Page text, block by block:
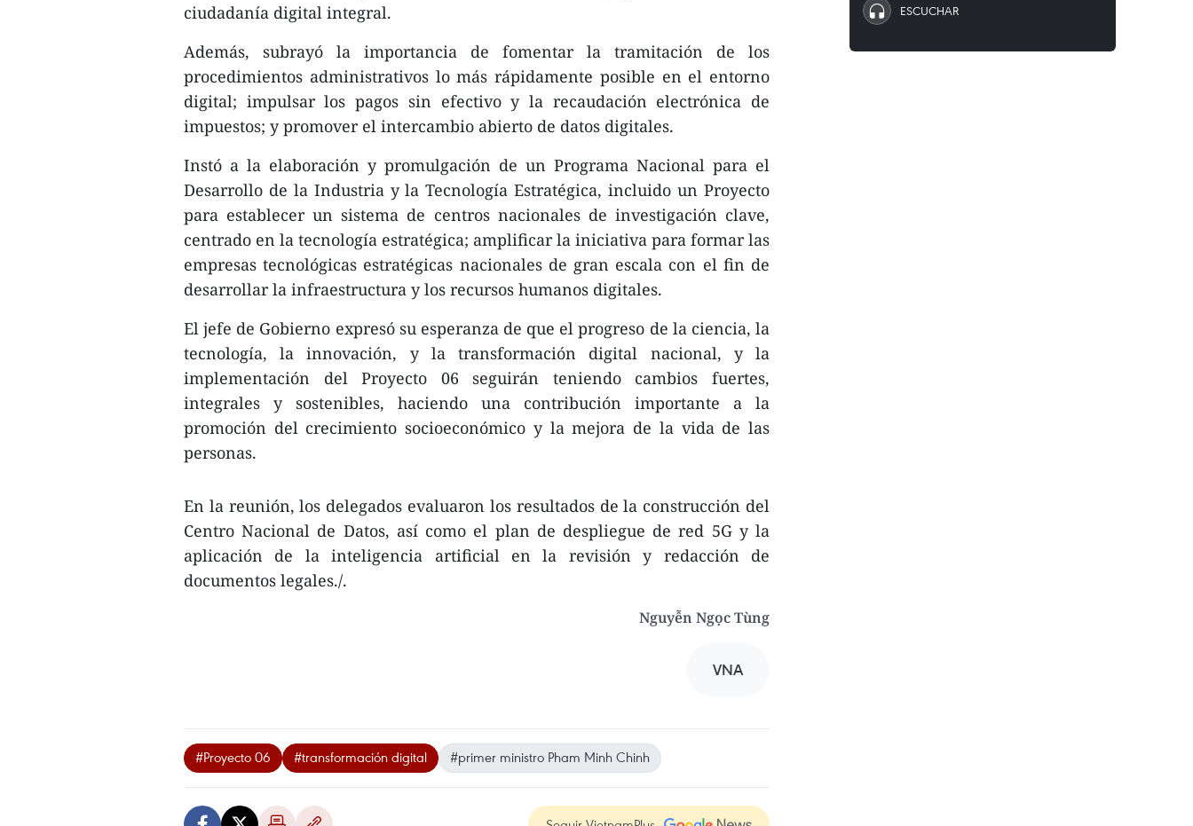
ciudadanía digital integral.
Además, subrayó la importancia de fomentar la tramitación de los
procedimientos administrativos lo más rápidamente posible en el entorno
digital; impulsar los pagos sin efectivo y la recaudación electrónica de
impuestos; y promover el intercambio abierto de datos digitales.
Instó a la elaboración y promulgación de un Programa Nacional para el
Desarrollo de la Industria y la Tecnología Estratégica, incluido un Proyecto
para establecer un sistema de centros nacionales de investigación clave,
centrado en la tecnología estratégica; amplificar la iniciativa para formar las
empresas tecnológicas estratégicas nacionales de gran escala con el fin de
desarrollar la infraestructura y los recursos humanos digitales.
El jefe de Gobierno expresó su esperanza de que el progreso de la ciencia, la
tecnología, la innovación, y la transformación digital nacional, y la
implementación del Proyecto 06 seguirán teniendo cambios fuertes,
integrales y sostenibles, haciendo una contribución importante a la
promoción del crecimiento socioeconómico y la mejora de la vida de las
personas.
En la reunión, los delegados evaluaron los resultados de la construcción del
Centro Nacional de Datos, así como el plan de despliegue de red 5G y la
aplicación de la inteligencia artificial en la revisión y redacción de
documentos legales./.
Nguyễn Ngọc Tùng
VNA
#Proyecto 06 #transformación digital #primer ministro Pham Minh Chinh
ESCUCHAR